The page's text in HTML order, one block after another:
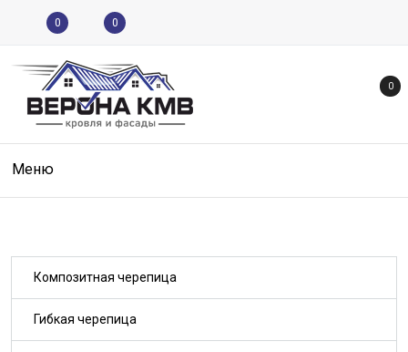
0 0
0
Меню
Композитная черепица
Гибкая черепица